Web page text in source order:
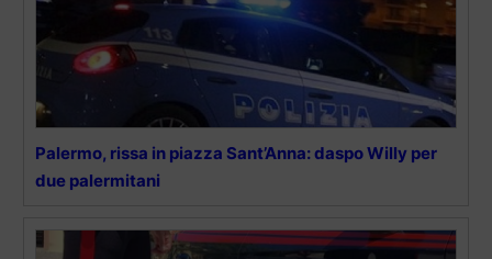
Palermo, rissa in piazza Sant’Anna: daspo Willy per
due palermitani